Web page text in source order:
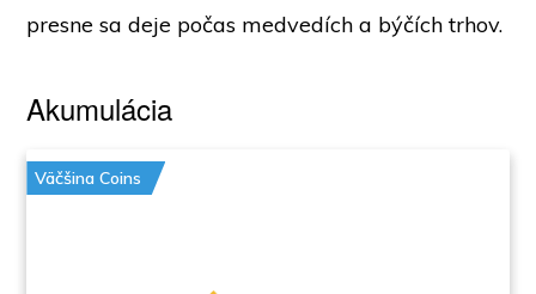
presne sa deje počas medvedích a býčích trhov.
Akumulácia
Väčšina Coins